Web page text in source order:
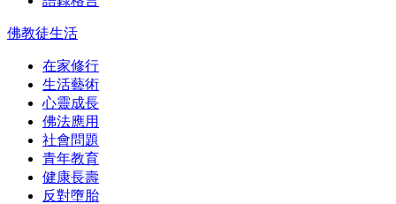
佛教徒生活
在家修行
生活藝術
心靈成長
佛法應用
社會問題
青年教育
健康長壽
反對墮胎